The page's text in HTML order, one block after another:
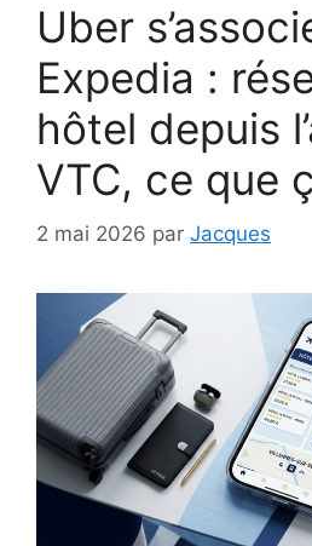
Uber
Expedia :
hôtel depuis
VTC, ce que
2 mai 2026 par Jacques